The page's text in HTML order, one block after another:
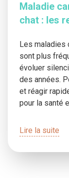
Maladie
chat : les
Les maladies
sont plus
évoluer
des années.
et réagir
pour la santé
Lire la suite